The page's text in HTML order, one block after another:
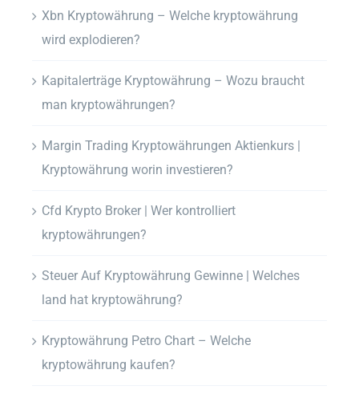
Xbn Kryptowährung – Welche kryptowährung
wird explodieren?
Kapitalerträge Kryptowährung – Wozu braucht
man kryptowährungen?
Margin Trading Kryptowährungen Aktienkurs |
Kryptowährung worin investieren?
Cfd Krypto Broker | Wer kontrolliert
kryptowährungen?
Steuer Auf Kryptowährung Gewinne | Welches
land hat kryptowährung?
Kryptowährung Petro Chart – Welche
kryptowährung kaufen?